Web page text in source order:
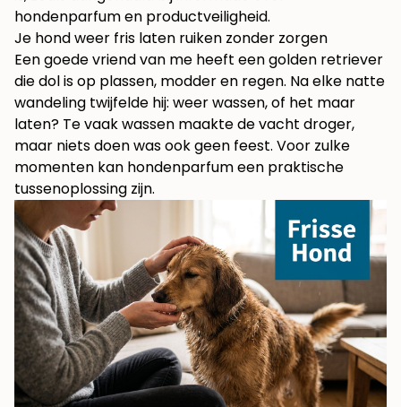
hondenparfum en productveiligheid.
Je hond weer fris laten ruiken zonder zorgen
Een goede vriend van me heeft een golden retriever
die dol is op plassen, modder en regen. Na elke natte
wandeling twijfelde hij: weer wassen, of het maar
laten? Te vaak wassen maakte de vacht droger,
maar niets doen was ook geen feest. Voor zulke
momenten kan hondenparfum een praktische
tussenoplossing zijn.